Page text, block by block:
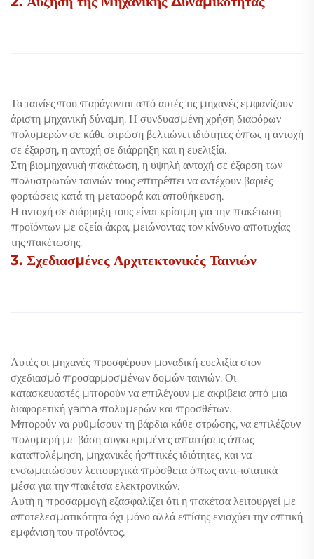
Τα ταινίες που παράγονται από αυτές τις μηχανές εμφανίζουν
άριστη μηχανική δύναμη. Η συνδυασμένη χρήση διαφόρων
πολυμερών σε κάθε στρώση βελτιώνει ιδιότητες όπως η αντοχή
σε έξαρση, η αντοχή σε διάρρηξη και η ευελιξία.
Στη βιομηχανική πακέτωση, η υψηλή αντοχή σε έξαρση των
πολυστρωτών ταινιών τους επιτρέπει να αντέχουν βαριές
φορτώσεις κατά τη μεταφορά και αποθήκευση.
Η αντοχή σε διάρρηξη τους είναι κρίσιμη για την πακέτωση
προϊόντων με οξεία άκρα, μειώνοντας τον κίνδυνο αποτυχίας
της πακέτωσης.
3. Σχεδιασμένες Αρχιτεκτονικές Ταινιών
Αυτές οι μηχανές προσφέρουν μοναδική ευελιξία στον
σχεδιασμό προσαρμοσμένων δομών ταινιών. Οι
κατασκευαστές μπορούν να επιλέγουν με ακρίβεια από μια
διαφορετική γama πολυμερών και προσθέτων.
Μπορούν να ρυθμίσουν τη βάρδια κάθε στρώσης, να επιλέξουν
πολυμερή με βάση συγκεκριμένες απαιτήσεις όπως
καταπολέμηση, μηχανικές ήοπτικές ιδιότητες, και να
ενσωματώσουν λειτουργικά πρόσθετα όπως αντι-ιστατικά
μέσα για την πακέτσα ελεκτρονικών.
Αυτή η προσαρμογή εξασφαλίζει ότι η πακέτσα λειτουργεί με
αποτελεσματικότητα όχι μόνο αλλά επίσης ενισχύει την οπτική
εμφάνιση του προϊόντος.